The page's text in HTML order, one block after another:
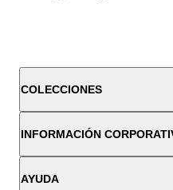
COLECCIONES
INFORMACIÓN
AYUDA